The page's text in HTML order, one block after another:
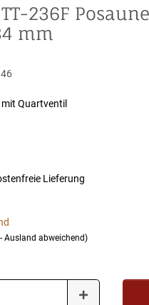
TT-236F
mm
Quartventil
Lieferung
Ausland abweichend)